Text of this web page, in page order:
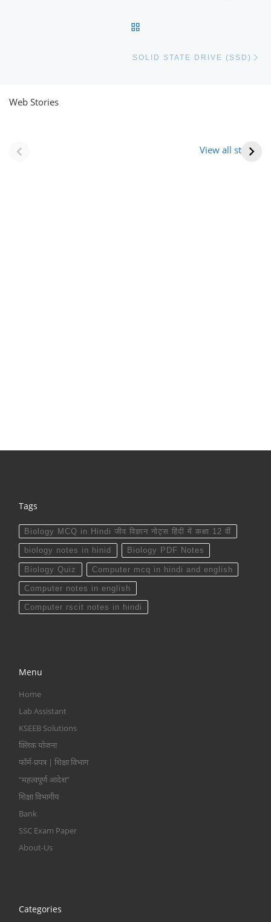
SOLID STATE DRIVE (SSD)
Web Stories
View all stories
(राजस्थान) |
Formation Of New
आभूषण (women’s
Tags
Biology MCQ in Hindi जीव विज्ञान नोट्स हिंदी में कक्षा 12 वीं
biology notes in hinid Biology PDF Notes
Biology Quiz Computer mcq in hindi and english
Computer notes in english
Computer rscit notes in hindi
Menu
Home
Lab Assistant
KSEEB Solutions
क्लिक योजना
फॉर्म-प्रपत्र | शिक्षा विभाग
“महत्वपूर्ण आदेश”
शिक्षा विभागीय
Bank
SSC Exam Paper
About-Us
Categories